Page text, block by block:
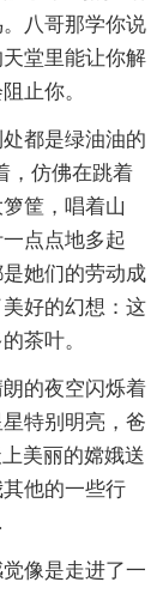
八哥那学你说
堂里能让你解
止你。
都是绿油油的
，仿佛在跳着
筐，唱着山
点点地多起
她们的劳动成
好的幻想：这
茶叶。
的夜空闪烁着
特别明亮，爸
美丽的嫦娥送
他的一些行
像是走进了一